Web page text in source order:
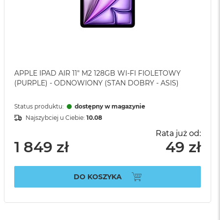
APPLE IPAD AIR 11" M2 128GB WI-FI FIOLETOWY
(PURPLE) - ODNOWIONY (STAN DOBRY - ASIS)
Status produktu:
dostępny w magazynie
Najszybciej u Ciebie: 10.08
1 849 zł
Rata już od:
49 zł
DO KOSZYKA